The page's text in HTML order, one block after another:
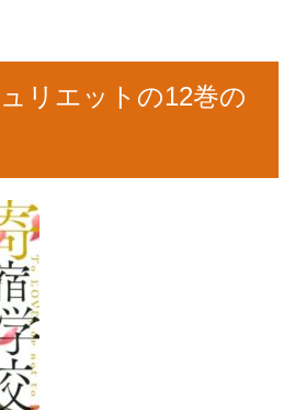
リエットの12巻の